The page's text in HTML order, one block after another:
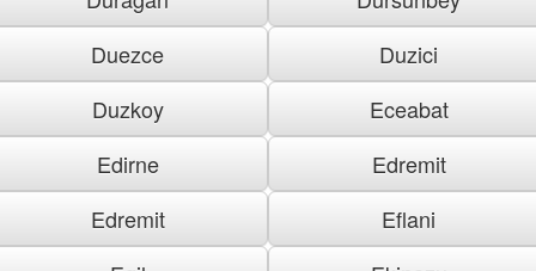
Duezce
Duzici
Duzkoy
Eceabat
Edirne
Edremit
Edremit
Eflani